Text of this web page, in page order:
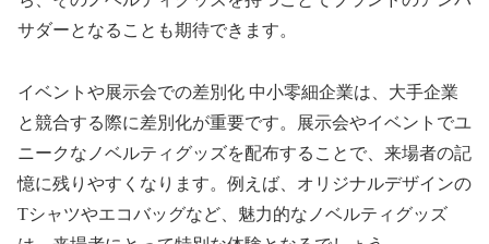
サダーとなることも期待できます。
イベントや展示会での差別化 中小零細企業は、大手企業
と競合する際に差別化が重要です。展示会やイベントでユ
ニークなノベルティグッズを配布することで、来場者の記
憶に残りやすくなります。例えば、オリジナルデザインの
Tシャツやエコバッグなど、魅力的なノベルティグッズ